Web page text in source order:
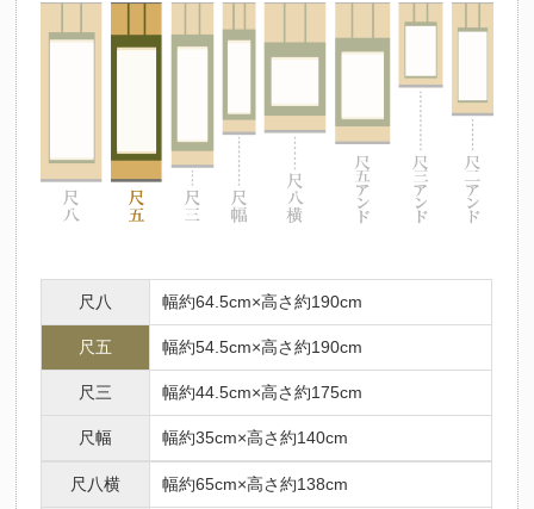
尺八 幅約64.5cm×高さ約190cm
尺五 幅約54.5cm×高さ約190cm
尺三 幅約44.5cm×高さ約175cm
尺幅 幅約35cm×高さ約140cm
尺八横 幅約65cm×高さ約138cm